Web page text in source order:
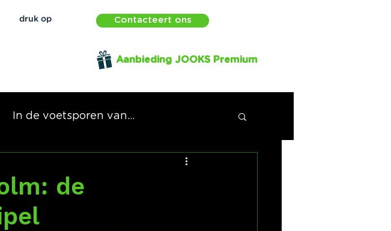
druk op Contacteert ons
Aanbieding JOOKS Premium
In de voetsporen van...
de